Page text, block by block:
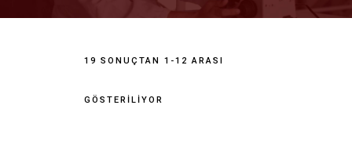
TEKNİK SERVİS
İLETİŞİM
19 SONUÇTAN 1-12 ARASI
GÖSTERILIYOR